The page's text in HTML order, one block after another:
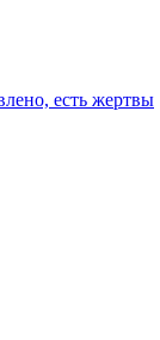
есть жертвы